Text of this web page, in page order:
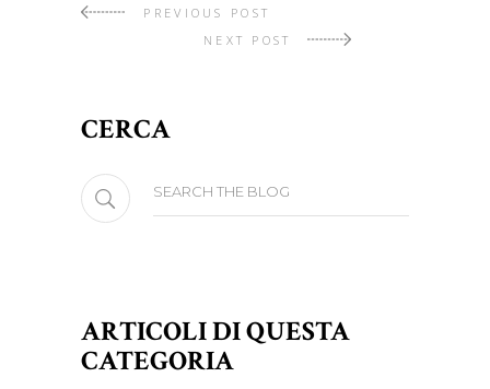
PREVIOUS POST
NEXT POST
CERCA
Search
for:
ARTICOLI DI QUESTA
CATEGORIA